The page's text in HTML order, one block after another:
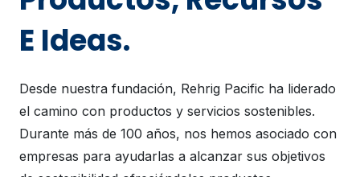
E Ideas.
Desde nuestra fundación, Rehrig Pacific ha liderado
el camino con productos y servicios sostenibles.
Durante más de 100 años, nos hemos asociado con
empresas para ayudarlas a alcanzar sus objetivos